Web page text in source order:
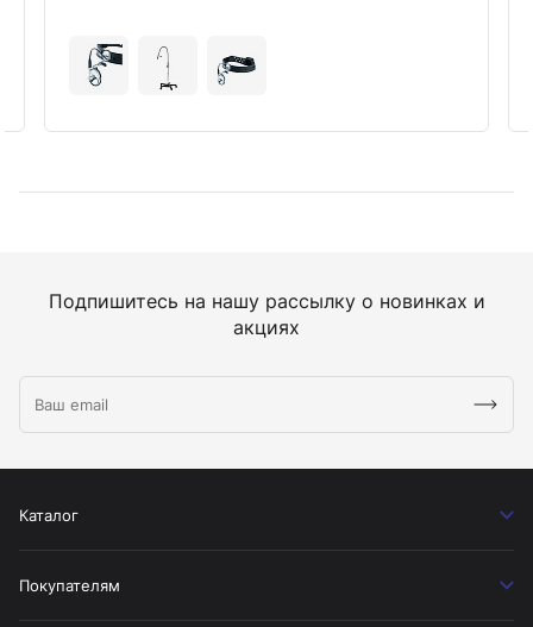
Подпишитесь на нашу рассылку о новинках и
акциях
Каталог
Покупателям